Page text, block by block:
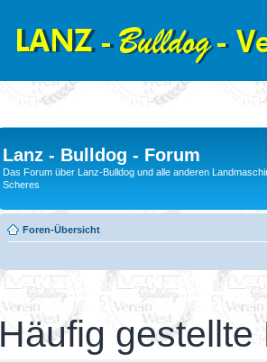
Lanz - Bulldog - Forum
Das Forum über Lanz-Bulldog und alle anderen
Scheres
Foren-Übersicht
Häufig gestellte